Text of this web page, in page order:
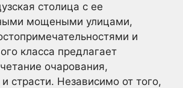
столица с ее
мощеными улицами,
и
класса предлагает
очарования,
и страсти. Независимо от того,